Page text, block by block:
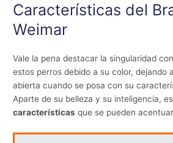
Características del
Weimar
Vale la pena destacar la singularidad
estos perros debido a su color, dejando
abierta cuando se posa con su
Aparte de su belleza y su inteligencia,
características que se pueden